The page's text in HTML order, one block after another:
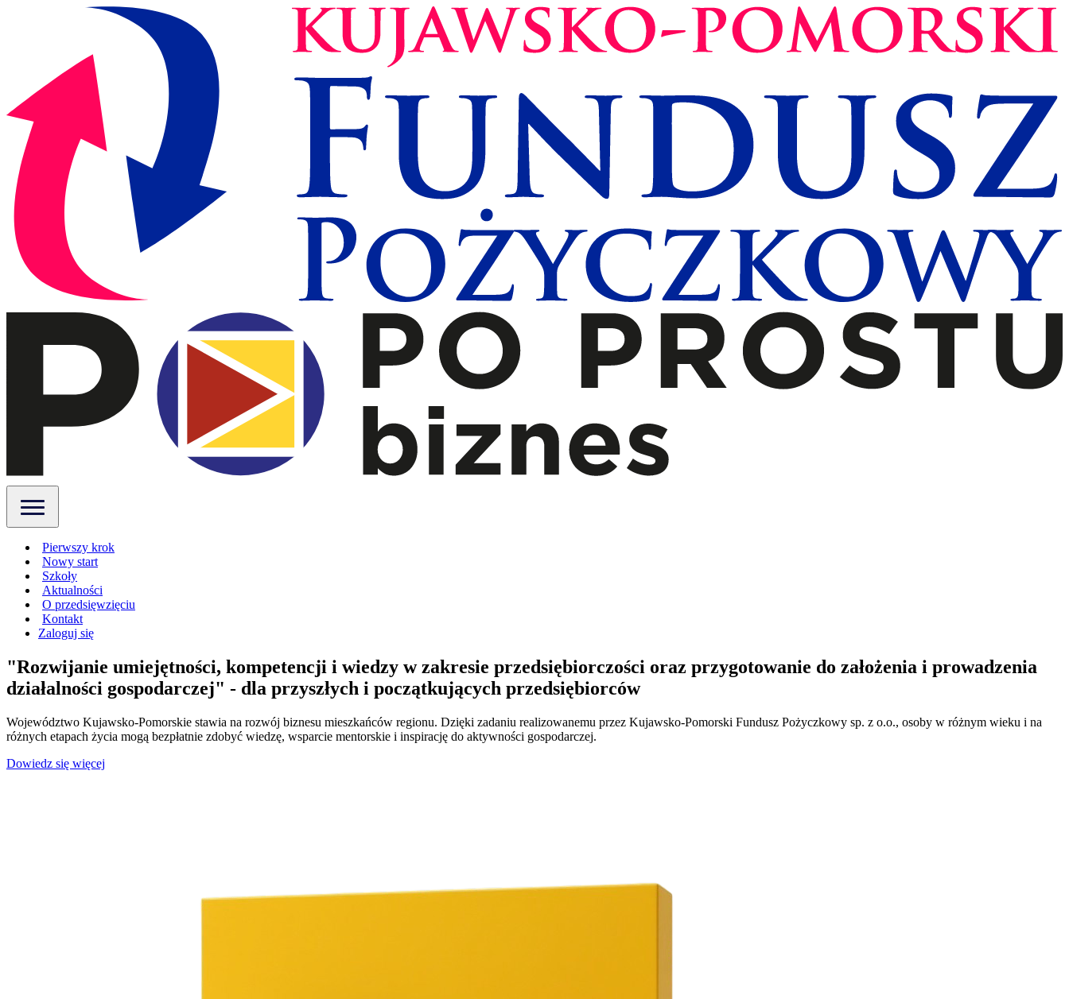
Pierwszy krok
Nowy start
Szkoły
Aktualności
O przedsięwzięciu
Kontakt
Zaloguj się
"Rozwijanie umiejętności, kompetencji i wiedzy w zakresie przedsiębiorczości oraz przygotowanie do założenia i prowadzenia
działalności gospodarczej" - dla przyszłych i początkujących przedsiębiorców
Województwo Kujawsko-Pomorskie stawia na rozwój biznesu mieszkańców regionu. Dzięki zadaniu realizowanemu przez Kujawsko-Pomorski Fundusz Pożyczkowy sp. z o.o., osoby w różnym wieku i na
różnych etapach życia mogą bezpłatnie zdobyć wiedzę, wsparcie mentorskie i inspirację do aktywności gospodarczej.
Dowiedz się więcej